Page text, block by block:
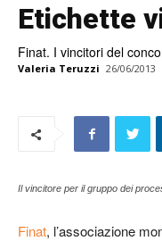
Etichette
Finat. I vincitori del
Valeria Teruzzi 26/06/2013
Il vincitore per il gruppo dei
Finat, l’associazione